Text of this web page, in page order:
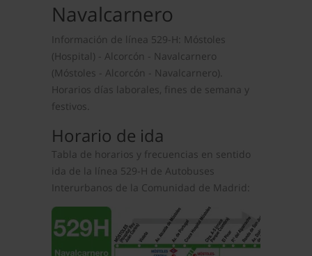
Navalcarnero
Información de línea 529-H: Móstoles
(Hospital) - Alcorcón - Navalcarnero
(Móstoles - Alcorcón - Navalcarnero).
Horarios días laborales, fines de semana y
festivos.
Horario de ida
Tabla de horarios y frecuencias en sentido
ida de la línea 529-H de Autobuses
Interurbanos de la Comunidad de Madrid: